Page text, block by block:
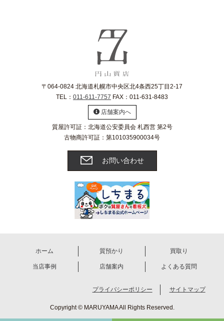
〒064-0824 北海道札幌市中央区北4条西25丁目2-17
TEL： 011-611-7757 FAX：011-631-8483
店舗案内へ
質屋許可証：北海道公安委員会 札西営 第2号
古物商許可証：第101035900034号
お問い合わせ
ホーム 質預かり 買取り
当店事例 店舗案内 よくある質問
プライバシーポリシー サイトマップ
Copyright © MARUYAMA All Rights Reserved.